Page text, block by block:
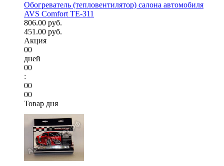
Обогреватель (тепловентилятор) салона автомобиля
AVS Comfort TE-311
806.00 руб.
451.00 руб.
Акция
00
дней
00
:
00
00
Товар дня